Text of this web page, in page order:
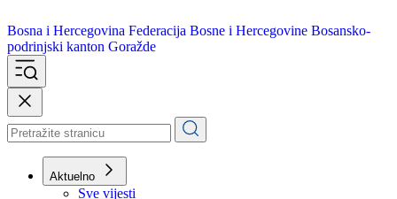
Bosna i Hercegovina
podrinjski kanton Goražde